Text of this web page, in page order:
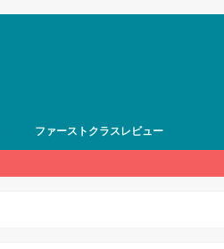
ファーストクラスレビュー